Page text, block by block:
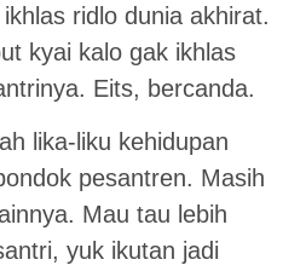
ridlo dunia akhirat.
kyai kalo gak ikhlas
Eits, bercanda.
lika-liku kehidupan
pesantren. Masih
Mau tau lebih
yuk ikutan jadi